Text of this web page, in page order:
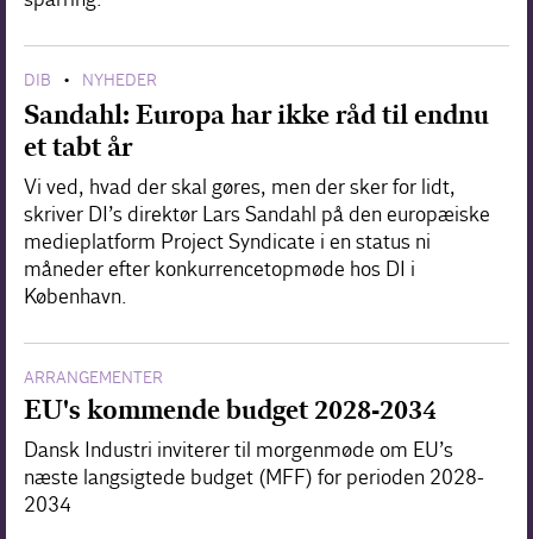
DIB • NYHEDER
Sandahl: Europa har ikke råd til endnu
et tabt år
Vi ved, hvad der skal gøres, men der sker for lidt,
skriver DI’s direktør Lars Sandahl på den europæiske
medieplatform Project Syndicate i en status ni
måneder efter konkurrencetopmøde hos DI i
København.
ARRANGEMENTER
EU's kommende budget 2028-2034
Dansk Industri inviterer til morgenmøde om EU’s
næste langsigtede budget (MFF) for perioden 2028-
2034